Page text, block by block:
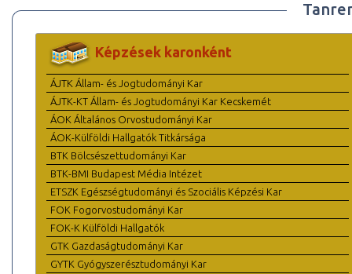
Képzések karonként
ÁJTK Állam- és Jogtudományi Kar
ÁJTK-KT Állam- és Jogtudományi Kar Kecskemét
ÁOK Általános Orvostudományi Kar
ÁOK-Külföldi Hallgatók Titkársága
BTK Bölcsészettudományi Kar
BTK-BMI Budapest Média Intézet
ETSZK Egészségtudományi és Szociális Képzési Kar
FOK Fogorvostudományi Kar
FOK-K Külföldi Hallgatók
GTK Gazdaságtudományi Kar
GYTK Gyógyszerésztudományi Kar